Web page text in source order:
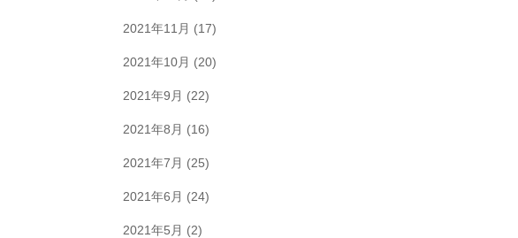
2021年11月 (17)
2021年10月 (20)
2021年9月 (22)
2021年8月 (16)
2021年7月 (25)
2021年6月 (24)
2021年5月 (2)